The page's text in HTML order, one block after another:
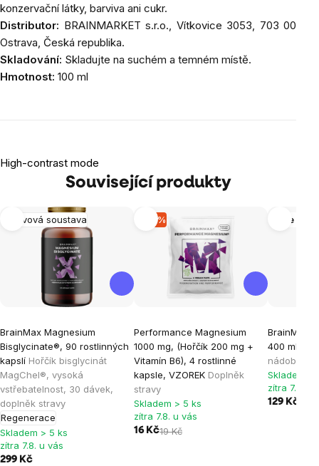
konzervační látky, barviva ani cukr.
Distributor: BRAINMARKET s.r.o., Vítkovice 3053, 703 00
Ostrava, Česká republika.
Skladování: Skladujte na suchém a temném místě.
Hmotnost: 100 ml
High-contrast mode
Související produkty
Nervová soustava
BrainMax Magnesium
Bisglycinate®, 90 rostlinných
kapslí Hořčík bisglycinát
MagChel®, vysoká
vstřebatelnost, 30 dávek,
doplněk stravy
Regenerace
Skladem > 5 ks
zítra 7.8. u vás
299 Kč
-16 %
Performance Magnesium
1000 mg, (Hořčík 200 mg +
Vitamín B6), 4 rostlinné
kapsle, VZOREK Doplněk
stravy
Skladem > 5 ks
zítra 7.8. u vás
16 Kč19 Kč
Více
BrainMax
400 ml
nádoba na
Skladem >
zítra 7.8. u
129 Kč